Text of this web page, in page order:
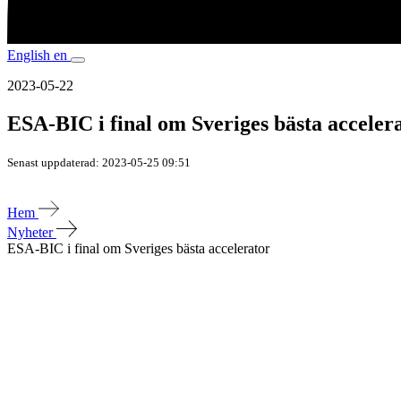
English en
2023-05-22
ESA-BIC i final om Sveriges bästa
Senast uppdaterad: 2023-05-25 09:51
Hem
Nyheter
ESA-BIC i final om Sveriges bästa accelerator